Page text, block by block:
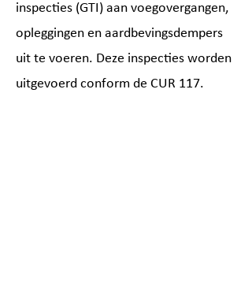
inspecties (GTI) aan voegovergangen,
opleggingen en aardbevingsdempers
uit te voeren. Deze inspecties worden
uitgevoerd conform de CUR 117.